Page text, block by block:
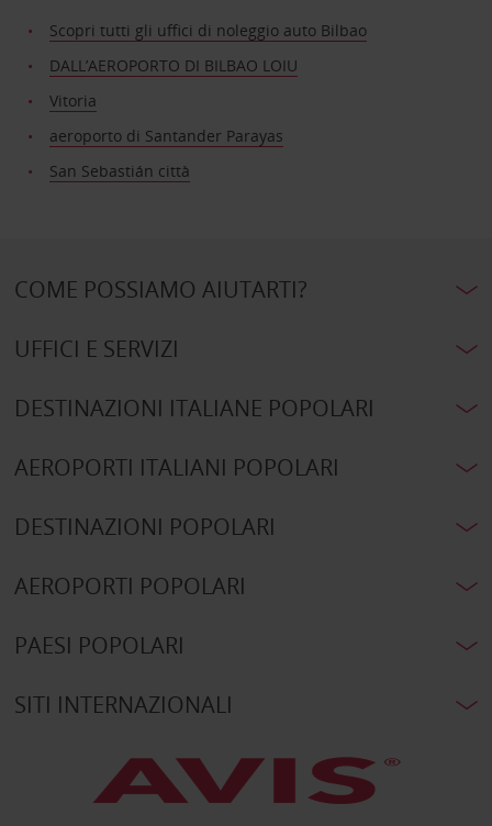
Scopri tutti gli uffici di noleggio auto Bilbao
DALL’AEROPORTO DI BILBAO LOIU
Vitoria
aeroporto di Santander Parayas
San Sebastián città
COME POSSIAMO AIUTARTI?
UFFICI E SERVIZI
DESTINAZIONI ITALIANE POPOLARI
AEROPORTI ITALIANI POPOLARI
DESTINAZIONI POPOLARI
AEROPORTI POPOLARI
PAESI POPOLARI
SITI INTERNAZIONALI